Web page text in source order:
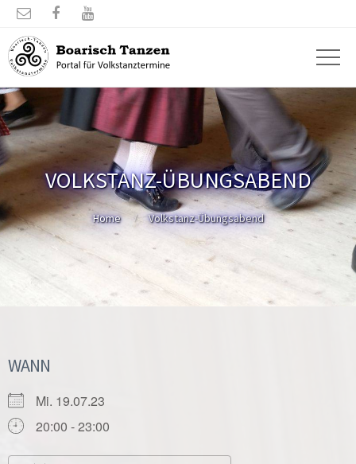
  
VOLKSTANZ-ÜBUNGSABEND
Home Volkstanz-Übungsabend
WANN
Mi. 19.07.23
20:00 - 23:00